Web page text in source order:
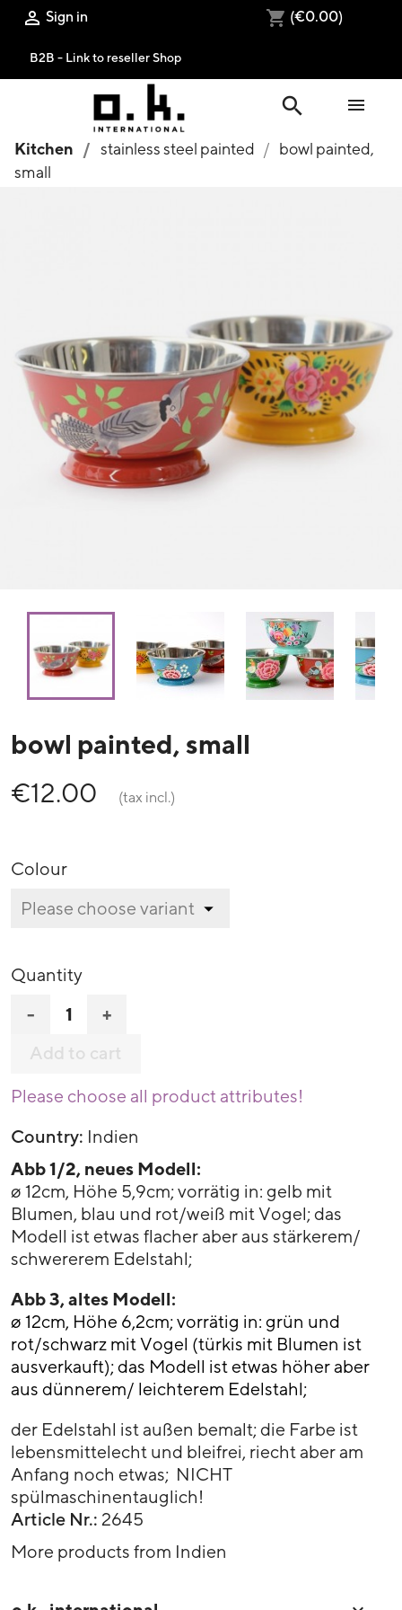
 Sign in shopping_cart (€0.00)
B2B - Link to reseller Shop
search 
Kitchen stainless steel painted
bowl painted,
small
bowl painted, small
€12.00
(tax incl.)
Colour
Quantity
- +
Add to cart
Please choose all product attributes!
Country: Indien
Abb 1/2, neues Modell:
ø 12cm, Höhe 5,9cm; vorrätig in: gelb mit
Blumen, blau und rot/weiß mit Vogel; das
Modell ist etwas flacher aber aus stärkerem/
schwererem Edelstahl;
Abb 3, altes Modell:
ø 12cm, Höhe 6,2cm; vorrätig in: grün und
rot/schwarz mit Vogel (türkis mit Blumen ist
ausverkauft); das Modell ist etwas höher aber
aus dünnerem/ leichterem Edelstahl;
der Edelstahl ist außen bemalt; die Farbe ist
lebensmittelecht und bleifrei, riecht aber am
Anfang noch etwas; NICHT
spülmaschinentauglich!
Article Nr.: 2645
More products from Indien